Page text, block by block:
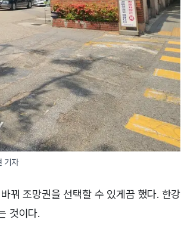
기자
꿔 조망권을 선택할 수 있게끔 했다. 한강
것이다.